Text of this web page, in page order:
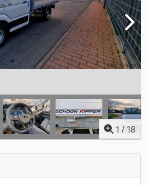
1 / 18